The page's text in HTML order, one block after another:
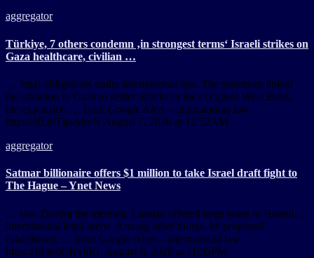
aggregator
Türkiye, 7 others condemn ‚in strongest terms‘ Israeli strikes on
Gaza healthcare, civilian …
… legal obligations under international law. The statement linked
the situation in Gaza to settler attacks in the occupied West Bank,
the expansion … from Google Alert – international law
https://ift.tt/TgaAbvN August 7, 2026 at 12:52AM
aggregator
Satmar billionaire offers $1 million to take Israel draft fight to
The Hague – Ynet News
… law. During the meeting, Landau offered large sums to Haredi …
international legal arena. Among other things, he proposed
establishing … from Google Alert – international law
https://ift.tt/dCKyhRL August 6, 2026 at 11:35PM